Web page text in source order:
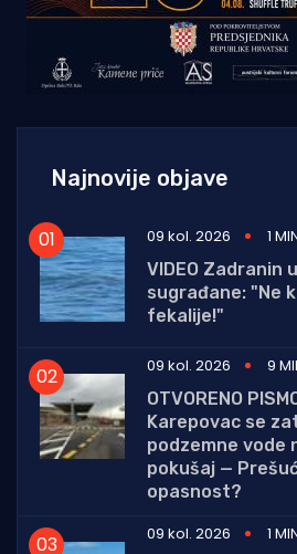
Najnovije objave
09 kol. 2026
1
VIDEO Zadranin
sugrađane: "Ne
fekalije!"
09 kol. 2026
9
OTVORENO
Karepovac se
podzemne vode
pokušaj —
opasnost?
09 kol. 2026
1